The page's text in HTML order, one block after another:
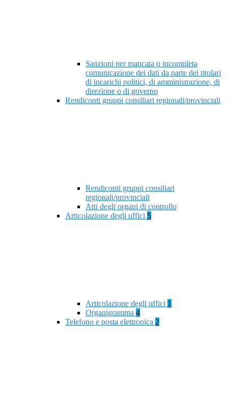
Sanzioni per mancata o incompleta
comunicazione dei dati da parte dei titolari
di incarichi politici, di amministrazione, di
direzione o di governo
Rendiconti gruppi consiliari regionali/provinciali
Rendiconti gruppi consiliari
regionali/provinciali
Atti degli organi di controllo
Articolazione degli uffici 5
Articolazione degli uffici 1
Organigramma 4
Telefono e posta elettronica 2